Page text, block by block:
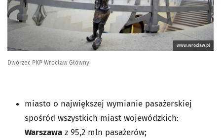
www.wroclaw.pl
Dworzec PKP Wrocław Główny
miasto o największej wymianie pasażerskiej
spośród wszystkich miast wojewódzkich:
Warszawa z 95,2 mln pasażerów;